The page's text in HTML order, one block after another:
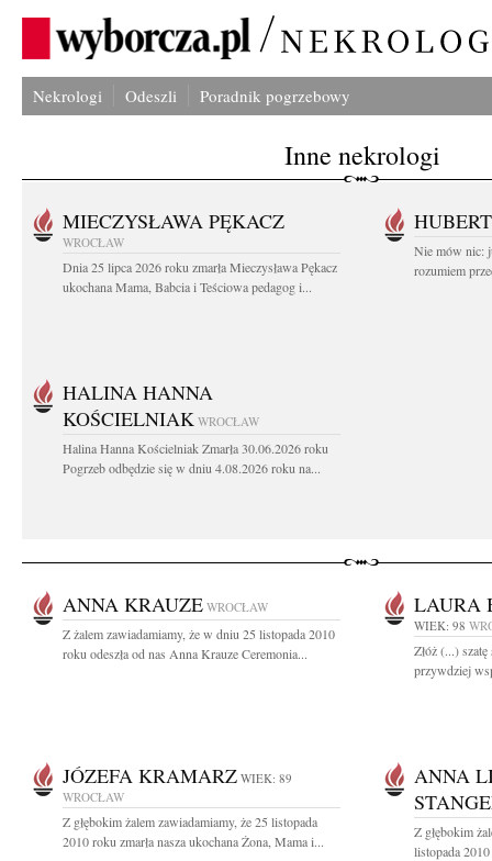
Nekrologi Odeszli Poradnik pogrzebowy
Inne nekrologi
MIECZYSŁAWA PĘKACZ
WROCŁAW
Dnia 25 lipca 2026 roku zmarła Mieczysława Pękacz
ukochana Mama, Babcia i Teściowa pedagog i...
Nie mów nic:
rozumiem
HALINA HANNA
KOŚCIELNIAK WROCŁAW
Halina Hanna Kościelniak Zmarła 30.06.2026 roku
Pogrzeb odbędzie się w dniu 4.08.2026 roku na...
ANNA KRAUZE WROCŁAW
Z żalem zawiadamiamy, że w dniu 25 listopada 2010
roku odeszła od nas Anna Krauze Ceremonia...
LAURA
WIEK: 98
Złóż (...)
przywdziej
JÓZEFA KRAMARZ WIEK: 89
WROCŁAW
Z głębokim żalem zawiadamiamy, że 25 listopada
2010 roku zmarła nasza ukochana Żona, Mama i...
ANNA
Z głębokim
listopada